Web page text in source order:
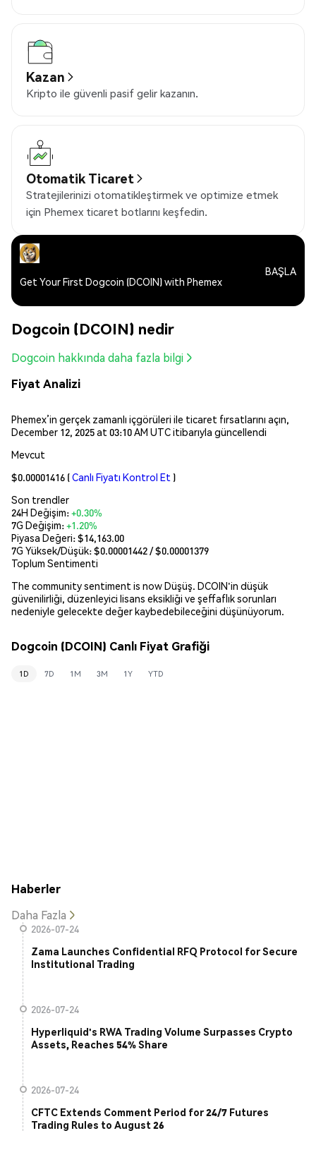
Kazan
Kripto ile güvenli pasif gelir kazanın.
Otomatik Ticaret
Stratejilerinizi otomatikleştirmek ve optimize etmek
için Phemex ticaret botlarını keşfedin.
Get Your First Dogcoin (DCOIN) with Phemex
BAŞLA
Dogcoin (DCOIN) nedir
Dogcoin hakkında daha fazla bilgi
Fiyat Analizi
Phemex’in gerçek zamanlı içgörüleri ile ticaret fırsatlarını açın,
December 12, 2025 at 03:10 AM UTC itibarıyla güncellendi
Mevcut
$0.00001416 (Canlı Fiyatı Kontrol Et )
Son trendler
24H Değişim:+0.30%
7G Değişim:+1.20%
Piyasa Değeri:$14,163.00
7G Yüksek/Düşük: $0.00001442/ $0.00001379
Toplum Sentimenti
The community sentiment is now Düşüş. DCOIN'in düşük
güvenilirliği, düzenleyici lisans eksikliği ve şeffaflık sorunları
nedeniyle gelecekte değer kaybedebileceğini düşünüyorum.
Dogcoin (DCOIN) Canlı Fiyat Grafiği
1D 7D 1M 3M 1Y YTD
Haberler
Daha Fazla
2026-07-24
Zama Launches Confidential RFQ Protocol for Secure
Institutional Trading
2026-07-24
Hyperliquid's RWA Trading Volume Surpasses Crypto
Assets, Reaches 54% Share
2026-07-24
CFTC Extends Comment Period for 24/7 Futures
Trading Rules to August 26